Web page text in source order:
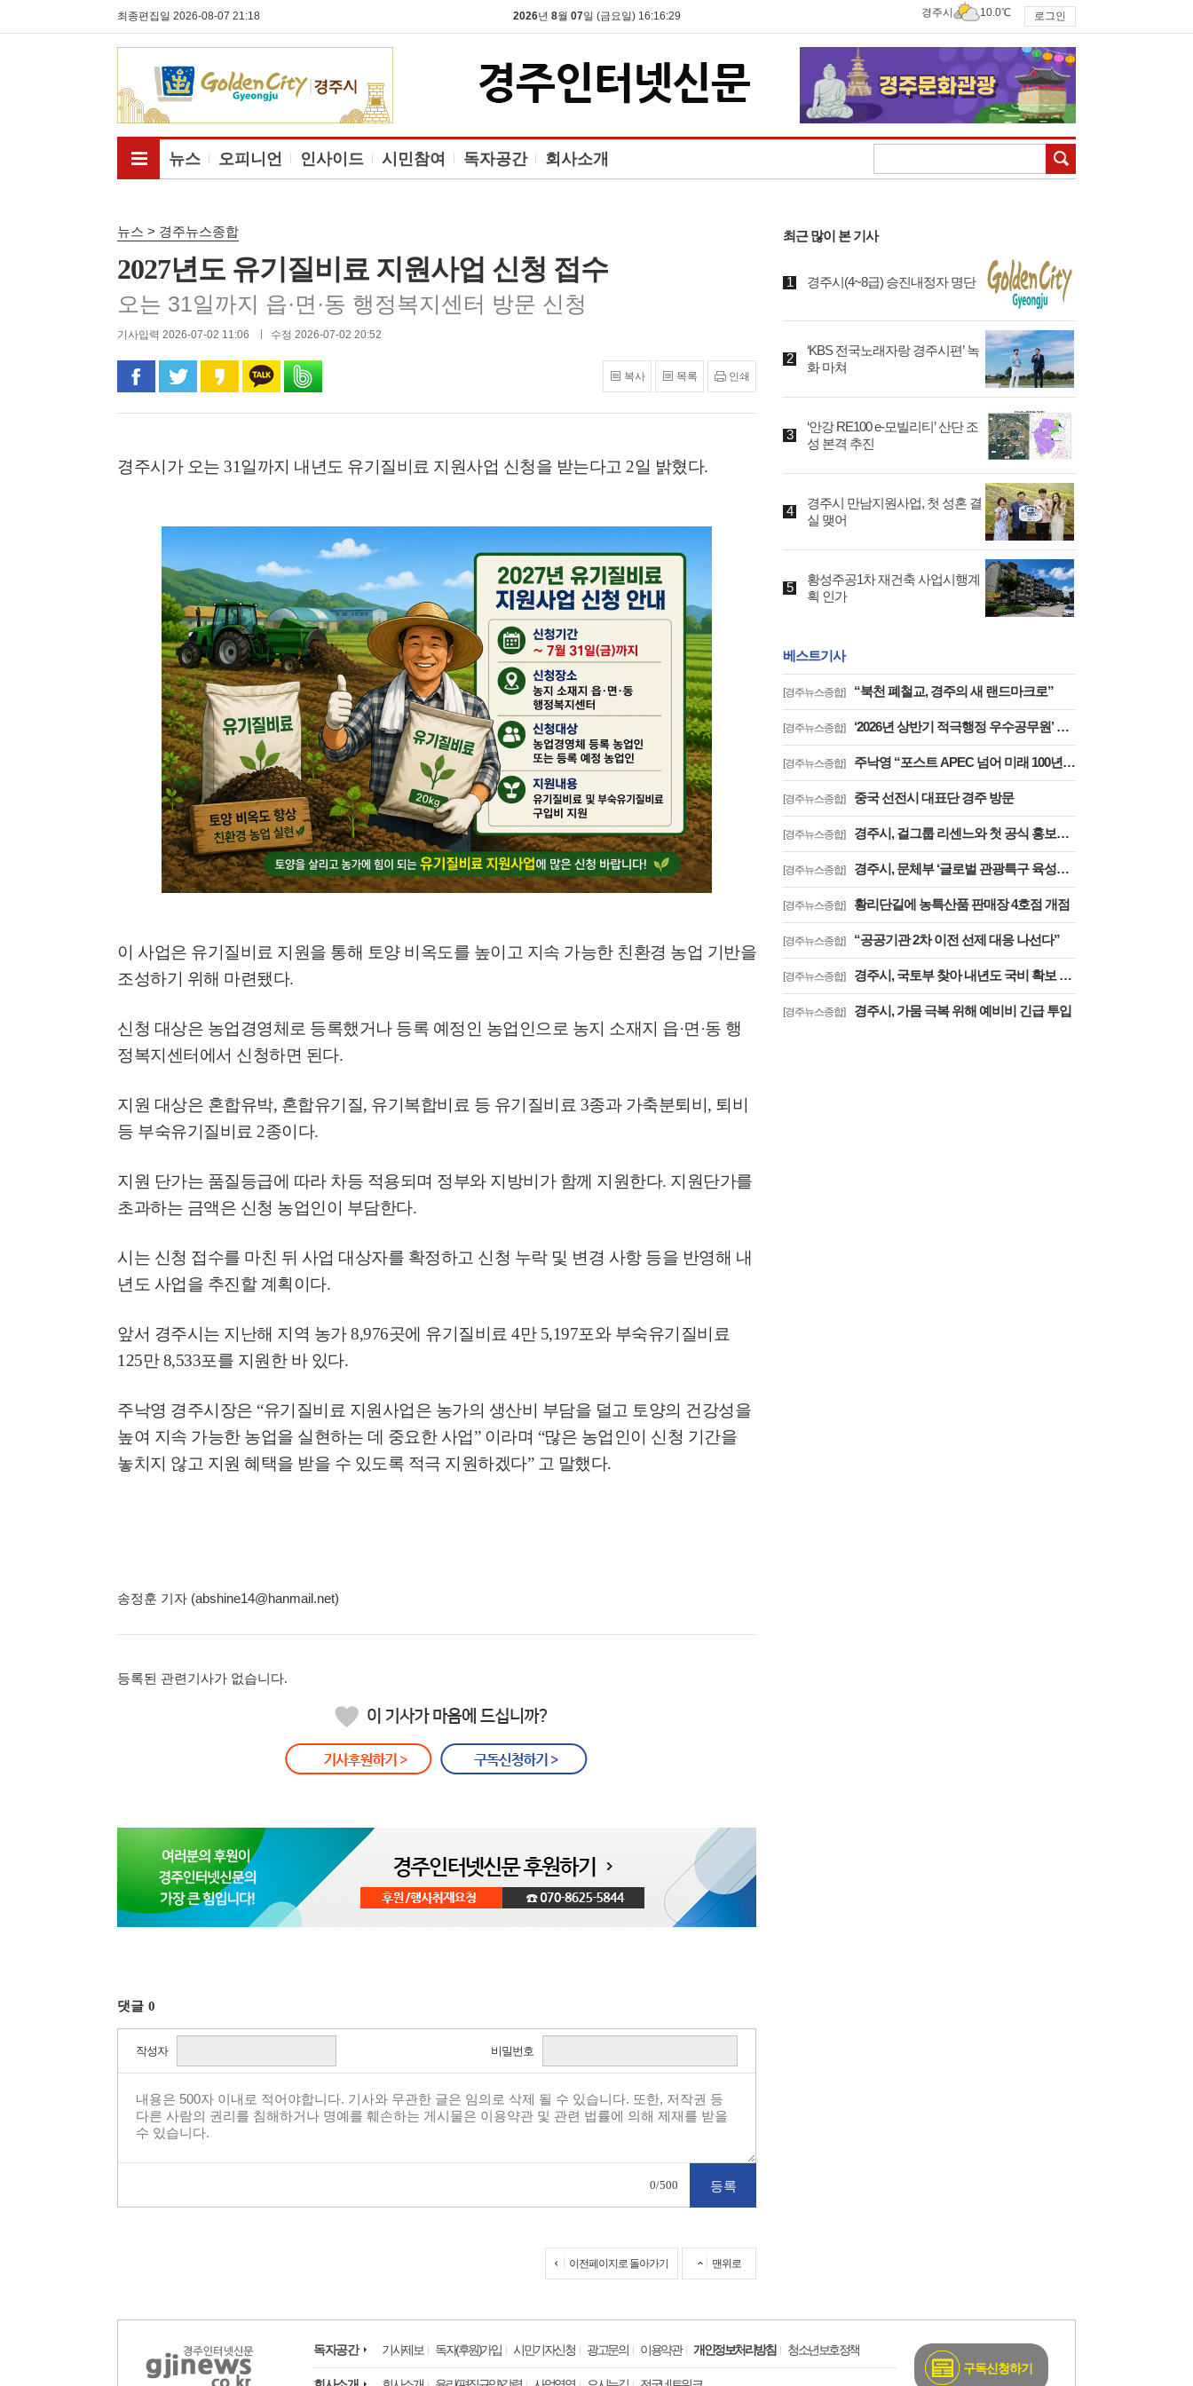
최종편집일 2026-08-07 21:18 2026년 8월 07일 (금요일) 16:16:30 경주시 10.0℃ 로그인
뉴스 오피니언 인사이드 시민참여 독자공간 회사소개
전체메뉴보기
뉴스 > 경주뉴스종합
2027년도 유기질비료 지원사업 신청 접수
오는 31일까지 읍·면·동 행정복지센터 방문 신청
기사입력 2026-07-02 11:06 수정 2026-07-02 20:52
페이스북으로 공유
트위터로 공유카카오 스토리로 공유
카카오톡으로 공유
복사 목록 인쇄
경주시가 오는 31일까지 내년도 유기질비료 지원사업 신청을 받는다고 2일 밝혔다.
이 사업은 유기질비료 지원을 통해 토양 비옥도를 높이고 지속 가능한 친환경 농업 기반을
조성하기 위해 마련됐다.
신청 대상은 농업경영체로 등록했거나 등록 예정인 농업인으로 농지 소재지 읍·면 ·동 행
정복지센터에서 신청하면 된다.
지원 대상은 혼합유박, 혼합유기질, 유기복합비료 등 유기질비료 3종과 가축분퇴비 , 퇴비
등 부숙유기질비료 2종이다.
지원 단가는 품질등급에 따라 차등 적용되며 정부와 지방비가 함께 지원한다. 지원단가를
초과하는 금액은 신청 농업인이 부담한다.
시는 신청 접수를 마친 뒤 사업 대상자를 확정하고 신청 누락 및 변경 사항 등을 반영해 내
년도 사업을 추진할 계획이다.
앞서 경주시는 지난해 지역 농가8,976곳에 유기질비료 4만 5,197포와 부숙유기질비료
125만8,533포를 지원한 바 있다.
주낙영 경주시장은 “유기질비료 지원사업은 농가의 생산비 부담을 덜고 토양의 건강성을
높여 지속 가능한 농업을 실현하는 데 중요한 사업” 이라며 “많은 농업인이 신청 기간을
놓치지 않고 지원 혜택을 받을 수 있도록 적극 지원하겠다” 고 말했다.
송정훈 기자 (abshine14@hanmail.net)
등록된 관련기사가 없습니다.
댓글 0
작성자 비밀번호
0/500
이전페이지로 돌아가기 맨위로
최근 많이 본 기사
경주시(4~8급) 승진내정자 명단
‘KBS 전국노래자랑 경주시편’ 녹
화 마쳐
‘안강 RE100 e-모빌리티’ 산단 조
성 본격 추진
경주시 만남지원사업, 첫 성혼 결
실 맺어
황성주공1차 재건축 사업시행계
획 인가
베스트기사
[경주뉴스종합] “북천 폐철교, 경주의 새 랜드마크로”
[경주뉴스종합] ‘2026년 상반기 적극행정 우수공무원’ 선정
[경주뉴스종합] 주낙영 “포스트 APEC 넘어 미래 100년 준비”
[경주뉴스종합] 중국 선전시 대표단 경주 방문
[경주뉴스종합] 경주시, 걸그룹 리센느와 첫 공식 홍보활동
[경주뉴스종합] 경주시, 문체부 ‘글로벌 관광특구 육성사업’ 선정
[경주뉴스종합] 황리단길에 농특산품 판매장 4호점 개점
[경주뉴스종합] “공공기관 2차 이전 선제 대응 나선다”
[경주뉴스종합] 경주시, 국토부 찾아 내년도 국비 확보 총력
[경주뉴스종합] 경주시, 가뭄 극복 위해 예비비 긴급 투입
독자공간 기사제보 독자(후원)가입 시민기자신청 광고문의 이용약관 개인정보처리방침 청소년보호정책
구독신청하기